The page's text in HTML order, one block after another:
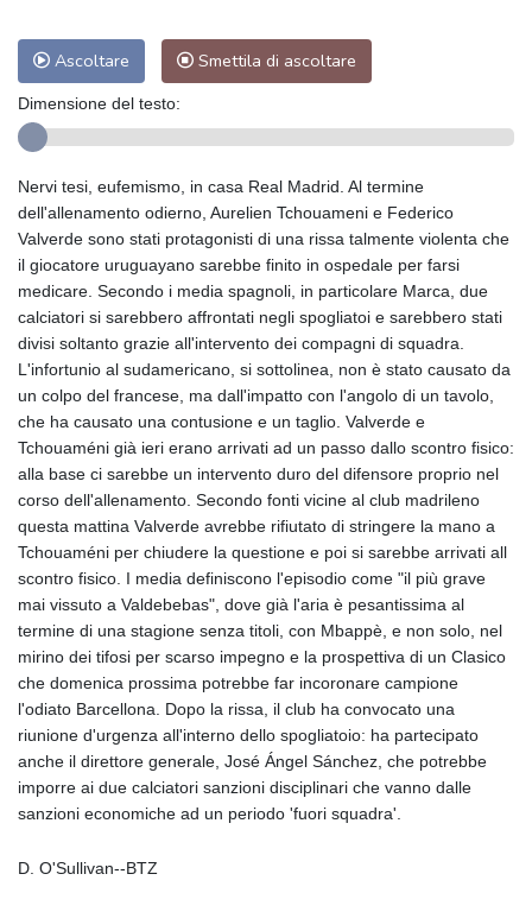
Ascoltare Smettila di ascoltare
Dimensione del testo:
Nervi tesi, eufemismo, in casa Real Madrid. Al termine
dell'allenamento odierno, Aurelien Tchouameni e Federico
Valverde sono stati protagonisti di una rissa talmente violenta che
il giocatore uruguayano sarebbe finito in ospedale per farsi
medicare. Secondo i media spagnoli, in particolare Marca, due
calciatori si sarebbero affrontati negli spogliatoi e sarebbero stati
divisi soltanto grazie all'intervento dei compagni di squadra.
L'infortunio al sudamericano, si sottolinea, non è stato causato da
un colpo del francese, ma dall'impatto con l'angolo di un tavolo,
che ha causato una contusione e un taglio. Valverde e
Tchouaméni già ieri erano arrivati ad un passo dallo scontro fisico:
alla base ci sarebbe un intervento duro del difensore proprio nel
corso dell'allenamento. Secondo fonti vicine al club madrileno
questa mattina Valverde avrebbe rifiutato di stringere la mano a
Tchouaméni per chiudere la questione e poi si sarebbe arrivati all
scontro fisico. I media definiscono l'episodio come "il più grave
mai vissuto a Valdebebas", dove già l'aria è pesantissima al
termine di una stagione senza titoli, con Mbappè, e non solo, nel
mirino dei tifosi per scarso impegno e la prospettiva di un Clasico
che domenica prossima potrebbe far incoronare campione
l'odiato Barcellona. Dopo la rissa, il club ha convocato una
riunione d'urgenza all'interno dello spogliatoio: ha partecipato
anche il direttore generale, José Ángel Sánchez, che potrebbe
imporre ai due calciatori sanzioni disciplinari che vanno dalle
sanzioni economiche ad un periodo 'fuori squadra'.
D. O'Sullivan--BTZ